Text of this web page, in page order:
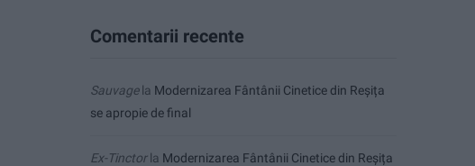
Comentarii recente
Sauvagela Modernizarea Fântânii Cinetice din Reșița
se apropie de final
Ex-Tinctorla Modernizarea Fântânii Cinetice din Reșița